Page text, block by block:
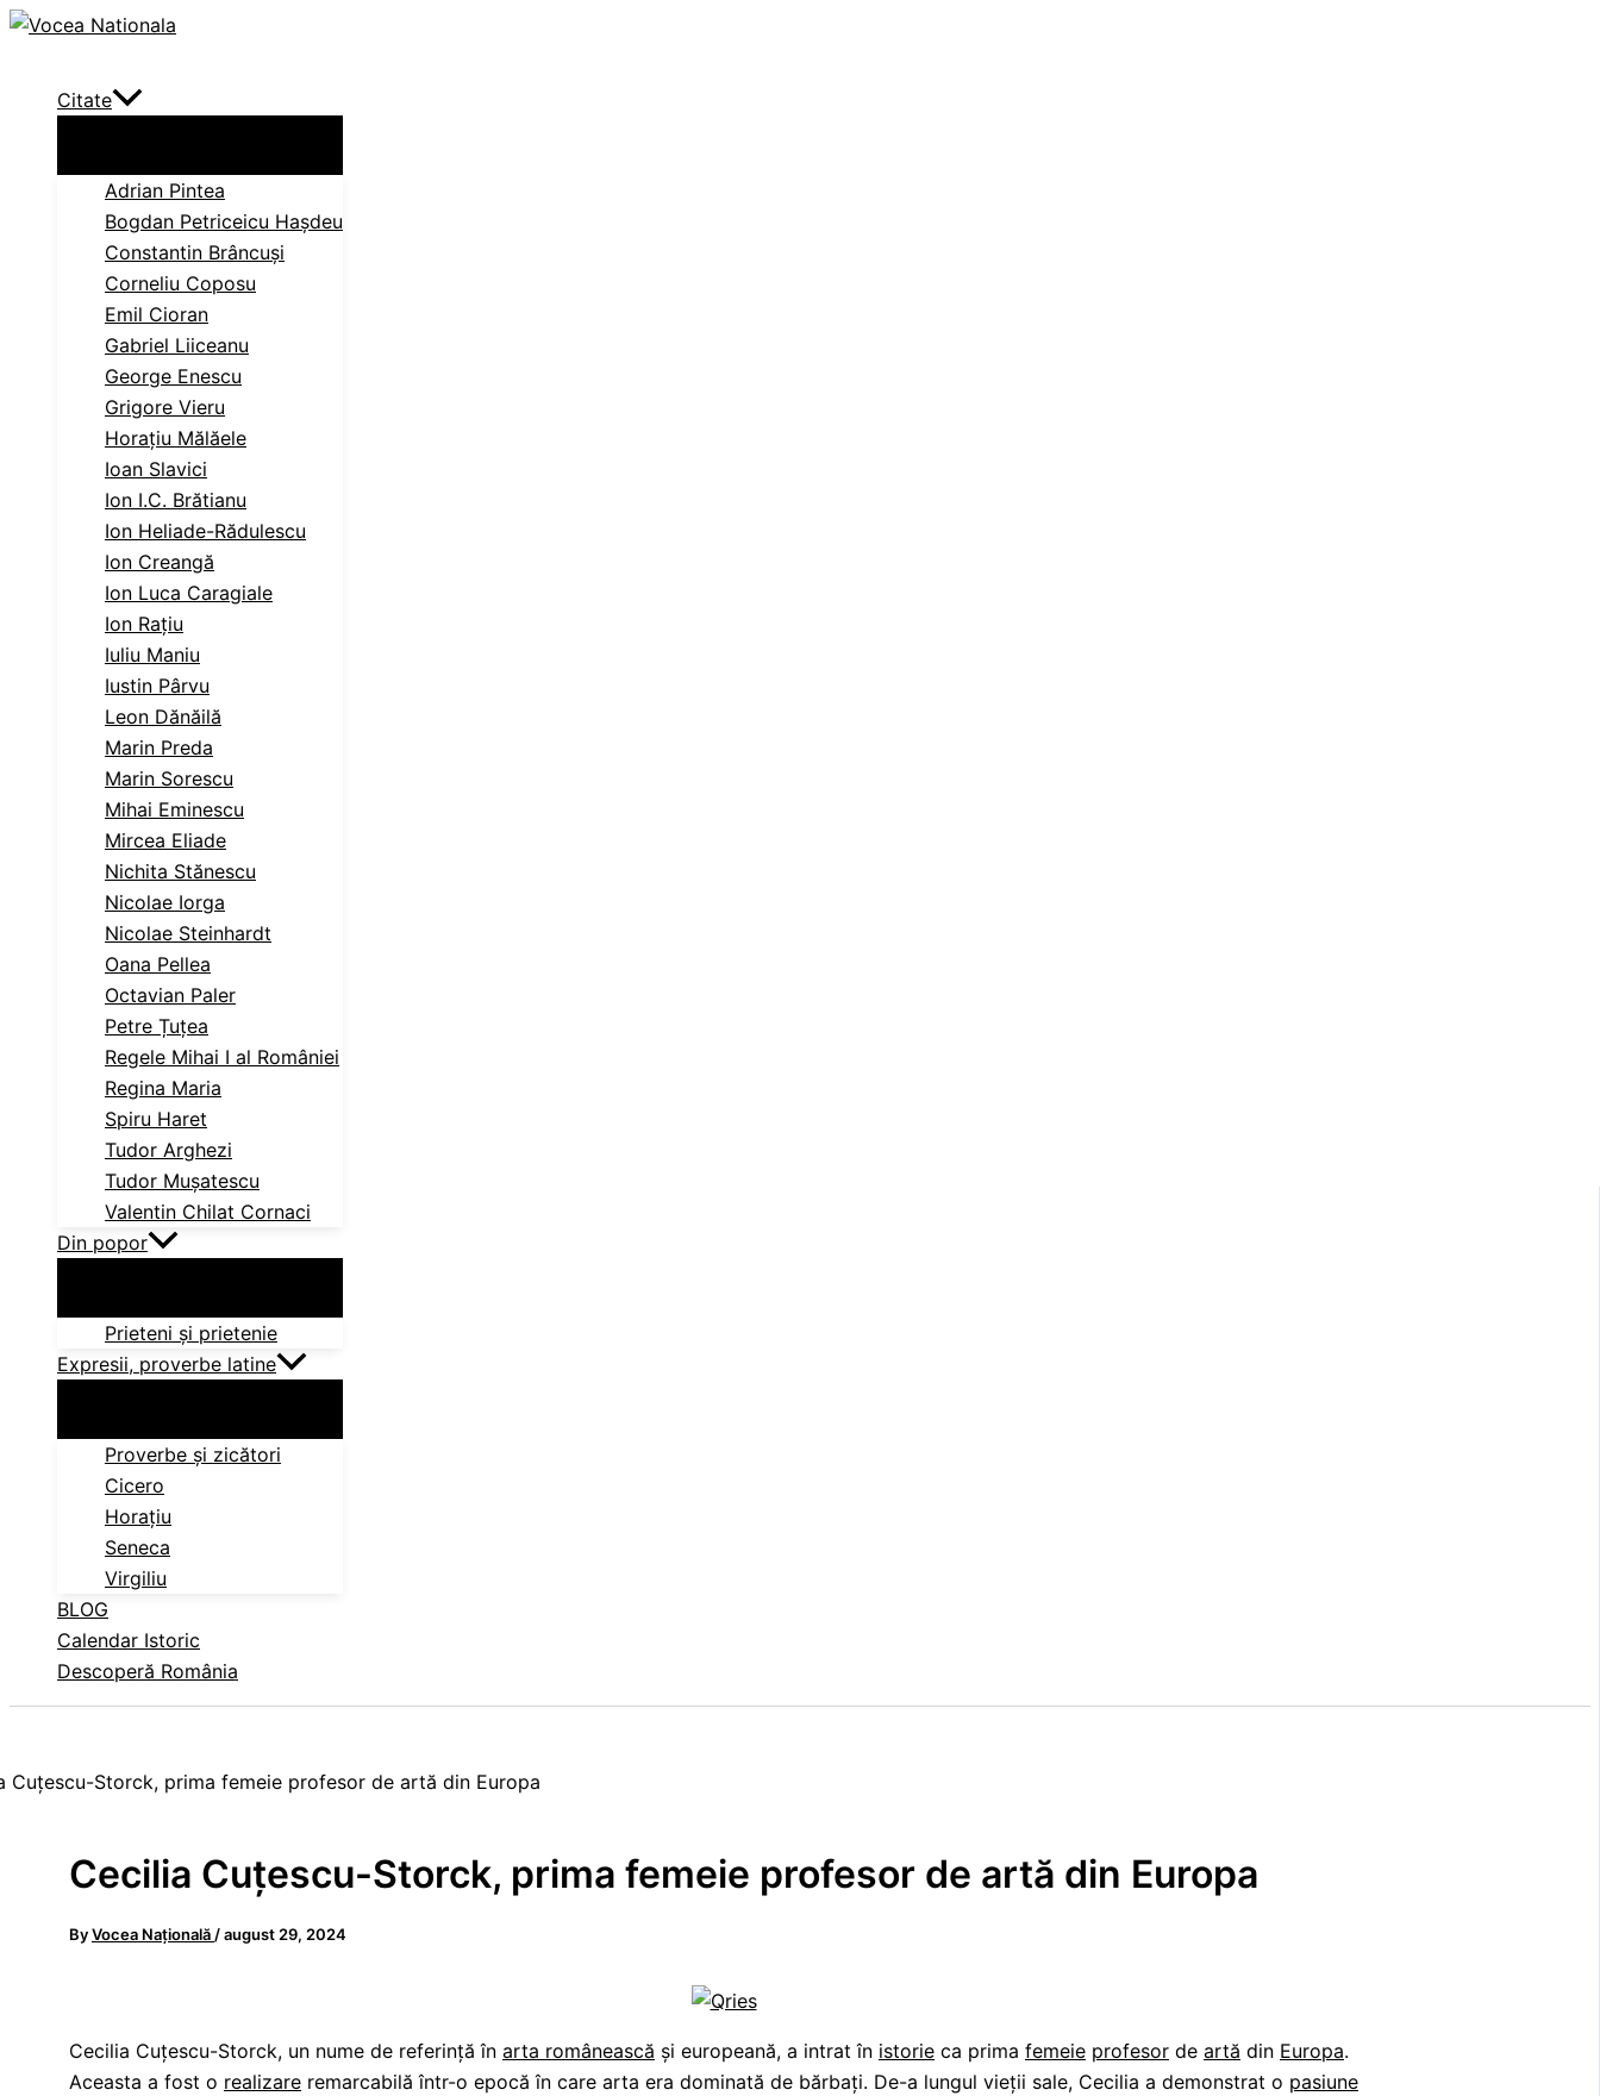
Skip
Citate
Adrian Pintea
Bogdan Petriceicu Haşdeu
Constantin Brâncuși
Corneliu Coposu
Emil Cioran
Gabriel Liiceanu
George Enescu
Grigore Vieru
Horațiu Mălăele
Ioan Slavici
Ion I.C. Brătianu
Ion Heliade-Rădulescu
Ion Creangă
Ion Luca Caragiale
Ion Rațiu
Iuliu Maniu
Iustin Pârvu
Leon Dănăilă
Marin Preda
Marin Sorescu
Mihai Eminescu
Mircea Eliade
Nichita Stănescu
Nicolae Iorga
Nicolae Steinhardt
Oana Pellea
Octavian Paler
Petre Țuțea
Regele Mihai I al României
Regina Maria
Spiru Haret
Tudor Arghezi
Tudor Mușatescu
Valentin Chilat Cornaci
Din popor
Prieteni și prietenie
Expresii, proverbe latine
Proverbe și zicători
Cicero
Horațiu
Seneca
Virgiliu
BLOG
Calendar Istoric
Descoperă România
Cecilia Cuțescu-Storck, prima femeie profesor de artă din Europa
ByVocea Națională /august 29, 2024
Cecilia Cuțescu-Storck, un nume de referință în arta românească și europeană, a intrat în istorie ca prima femeie profesor de artă din Europa.
Aceasta a fost o realizare remarcabilă într-o epocă în care arta era dominată de bărbați. De-a lungul vieții sale, Cecilia a demonstrat o pasiune